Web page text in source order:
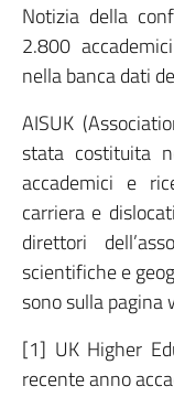
Notizia della
2.800
nella banca dati
AISUK
stata costituita
accademici e
carriera e
direttori
scientifiche e
sono sulla pagina
[1] UK Higher
recente anno